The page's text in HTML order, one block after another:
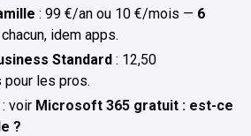
: 99 €/an ou 10 €/mois — 6
idem apps.
Standard : 12,50
les pros.
: voir Microsoft 365 gratuit : est-ce
?